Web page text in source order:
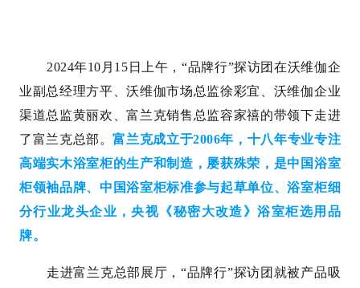
2024年10月15日上午，“品牌行”探访团在沃维伽企
业副总经理方平、沃维伽市场总监徐彩宜、沃维伽企业
渠道总监黄丽欢、富兰克销售总监容家禧的带领下走进
了富兰克总部。富兰克成立于2006年，十八年专业专注
高端实木浴室柜的生产和制造，屡获殊荣，是中国浴室
柜领袖品牌、中国浴室柜标准参与起草单位、浴室柜细
分行业龙头企业，央视《秘密大改造》浴室柜选用品
牌。
走进富兰克总部展厅，“品牌行”探访团就被产品吸